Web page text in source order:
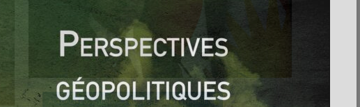
ACTUALITÉS IRAK
PROCHE ET MOYEN-ORIENT